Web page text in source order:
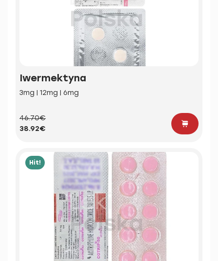
Iwermektyna
3mg | 12mg | 6mg
46.70€
38.92€
Hit!